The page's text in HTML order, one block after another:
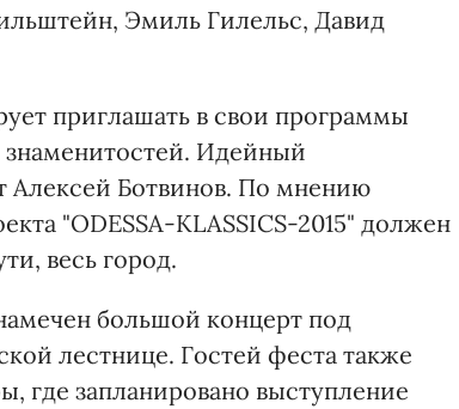
Эмиль Гилельс, Давид
приглашать в свои программы
знаменитостей. Идейный
Алексей Ботвинов. По мнению
"ODESSA-KLASSICS-2015" должен
весь город.
большой концерт под
лестнице. Гостей феста также
где запланировано выступление